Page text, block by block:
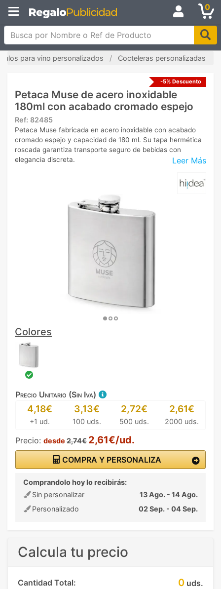
0
Busca por Nombre o Ref de Producto
para vino personalizados Cocteleras personalizadas
-5% Descuento
Petaca Muse de acero inoxidable
180ml con acabado cromado espejo
Ref: 82485
Leer Más
Petaca Muse fabricada en acero inoxidable con acabado
cromado espejo y capacidad de 180 ml. Su tapa hermética
roscada garantiza transporte seguro de bebidas con
elegancia discreta.
Colores
Precio Unitario (Sin Iva)
4,18€
+1 ud.
3,13€
100 uds.
2,72€
500 uds.
2,61€
2000 uds.
Precio: desde 2,74€ 2,61€/ud.
COMPRA Y PERSONALIZA
Comprandolo hoy lo recibirás:
Sin personalizar
13 Ago. - 14 Ago.
Personalizado
02 Sep. - 04 Sep.
Calcula tu precio
Cantidad Total: 0 uds.